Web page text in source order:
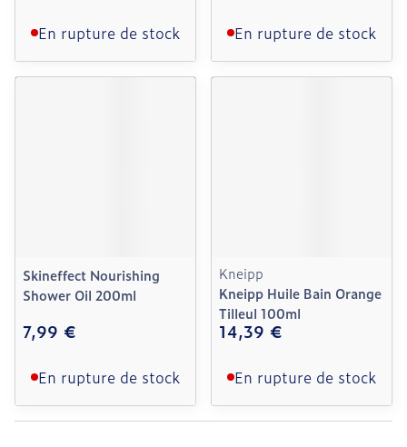
En rupture de stock En rupture de stock
Skineffect Nourishing
Shower Oil 200ml
7,99 €
En rupture de stock
Kneipp
Kneipp Huile Bain Orange
Tilleul 100ml
14,39 €
En rupture de stock